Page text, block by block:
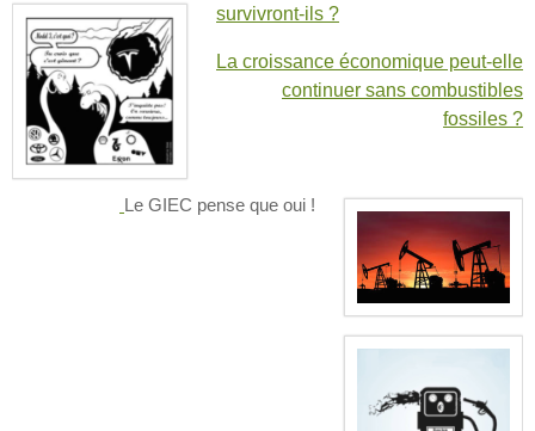
survivront-ils ?
La croissance économique peut-elle
continuer sans combustibles
fossiles ?
Le GIEC pense que oui !